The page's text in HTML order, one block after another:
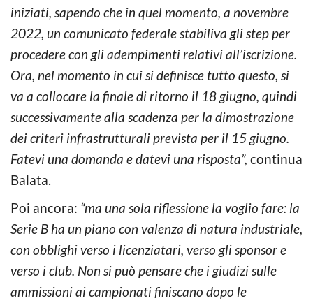
iniziati, sapendo che in quel momento, a novembre
2022, un comunicato federale stabiliva gli step per
procedere con gli adempimenti relativi all’iscrizione.
Ora, nel momento in cui si definisce tutto questo, si
va a collocare la finale di ritorno il 18 giugno, quindi
successivamente alla scadenza per la dimostrazione
dei criteri infrastrutturali prevista per il 15 giugno.
Fatevi una domanda e datevi una risposta”, continua
Balata.
Poi ancora: “ma una sola riflessione la voglio fare: la
Serie B ha un piano con valenza di natura industriale,
con obblighi verso i licenziatari, verso gli sponsor e
verso i club. Non si può pensare che i giudizi sulle
ammissioni ai campionati finiscano dopo le